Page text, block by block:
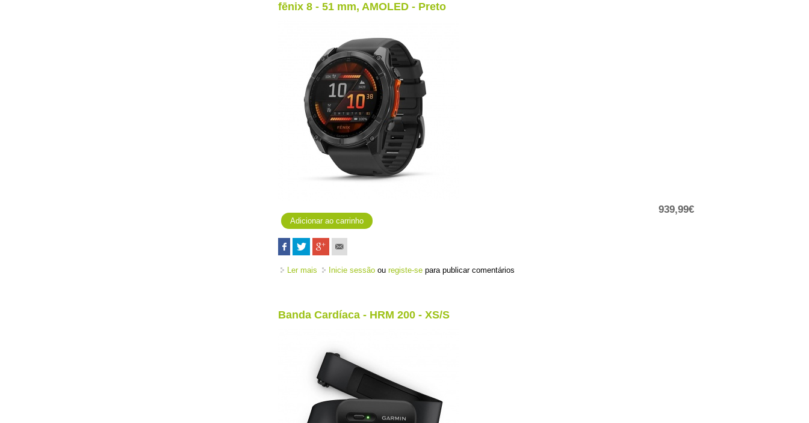
fēnix 8 - 51 mm, AMOLED - Preto
939,99€
Ler mais acerca de fēnix 8 - 51 mm, AMOLED - Preto
Inicie sessão ouregiste-se para publicar comentários
Banda Cardíaca - HRM 200 - XS/S